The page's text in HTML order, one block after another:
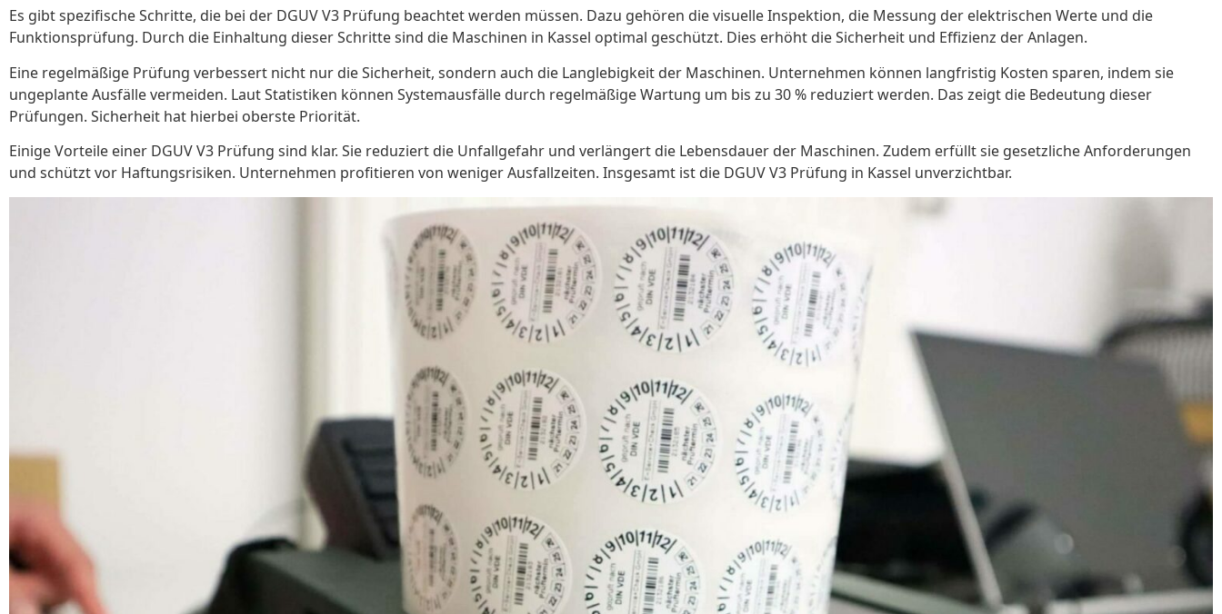
Es gibt spezifische Schritte, die bei der DGUV V3 Prüfung beachtet werden müssen. Dazu gehören die visuelle Inspektion, die Messung der elektrischen Werte und die
Funktionsprüfung. Durch die Einhaltung dieser Schritte sind die Maschinen in Kassel optimal geschützt. Dies erhöht die Sicherheit und Effizienz der Anlagen.
Eine regelmäßige Prüfung verbessert nicht nur die Sicherheit, sondern auch die Langlebigkeit der Maschinen. Unternehmen können langfristig Kosten sparen, indem sie
ungeplante Ausfälle vermeiden. Laut Statistiken können Systemausfälle durch regelmäßige Wartung um bis zu 30 % reduziert werden. Das zeigt die Bedeutung dieser
Prüfungen. Sicherheit hat hierbei oberste Priorität.
Einige Vorteile einer DGUV V3 Prüfung sind klar. Sie reduziert die Unfallgefahr und verlängert die Lebensdauer der Maschinen. Zudem erfüllt sie gesetzliche Anforderungen
und schützt vor Haftungsrisiken. Unternehmen profitieren von weniger Ausfallzeiten. Insgesamt ist die DGUV V3 Prüfung in Kassel unverzichtbar.